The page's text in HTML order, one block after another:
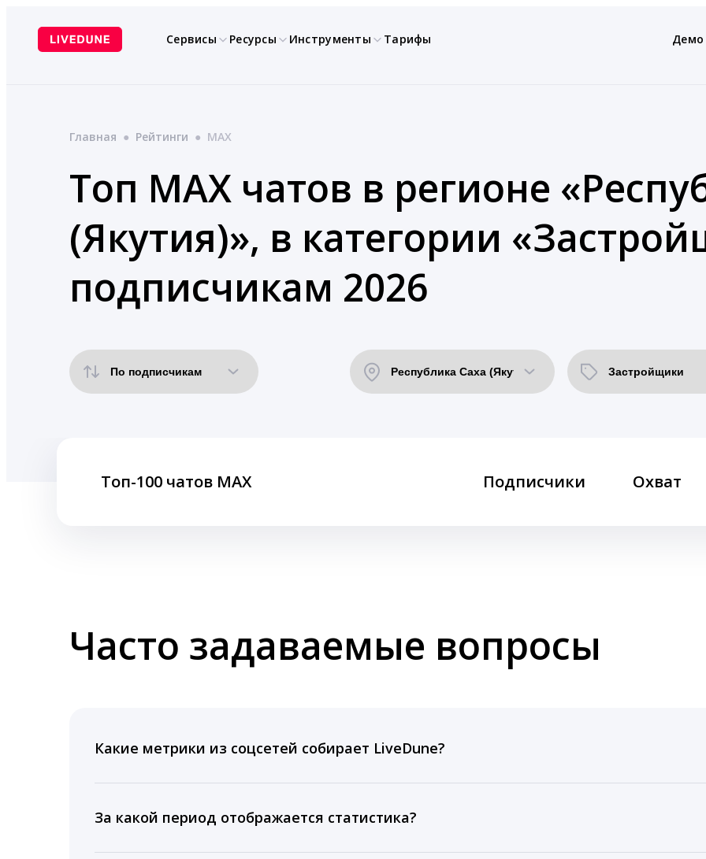
содержимому
Сервисы Ресурсы Инструменты Тарифы Демо
Главная ● Рейтинги ● MAX
Топ MAX чатов в регионе
(Якутия)», в категории
подписчикам 2026
Топ-100 чатов MAX Подписчики Охват
Часто задаваемые вопросы
Какие метрики из соцсетей собирает LiveDune?
время для публикации, показываем лучшие посты и присылаем автоматические отчеты с
За какой период отображается статистика?